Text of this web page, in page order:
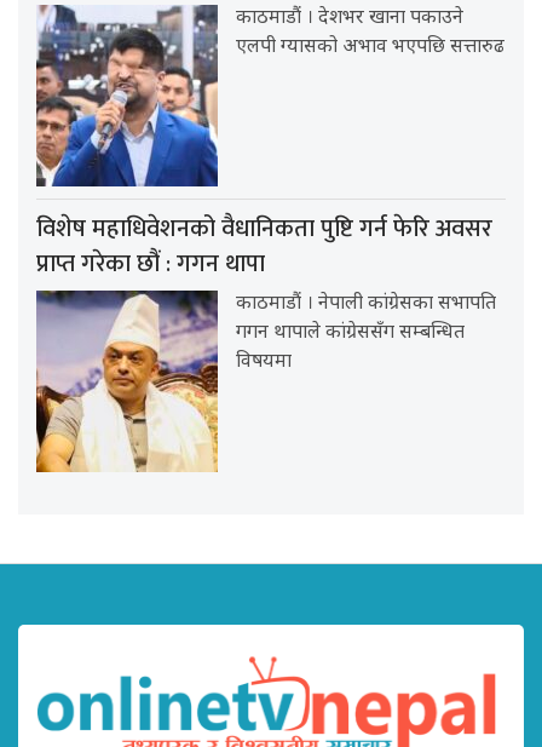
काठमाडौं । देशभर खाना पकाउने
एलपी ग्यासको अभाव भएपछि सत्तारुढ
विशेष महाधिवेशनको वैधानिकता पुष्टि गर्न फेरि अवसर
प्राप्त गरेका छौं : गगन थापा
काठमाडौं । नेपाली कांग्रेसका सभापति
गगन थापाले कांग्रेससँग सम्बन्धित
विषयमा